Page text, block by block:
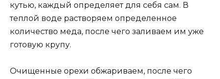
кутью, каждый определяет для себя сам. В
теплой воде растворяем определенное
количество меда, после чего заливаем им уже
готовую крупу.
Очищенные орехи обжариваем, после чего